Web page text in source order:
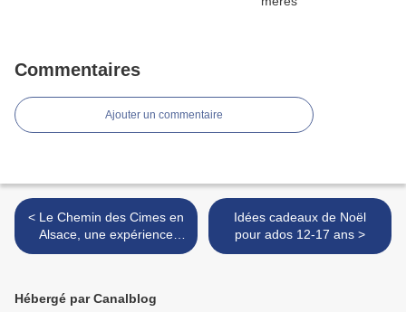
Commentaires
Ajouter un commentaire
< Le Chemin des Cimes en
Alsace, une expérience
nature insolite pour prendre
Idées cadeaux de Noël
pour ados 12-17 ans >
Hébergé par Canalblog